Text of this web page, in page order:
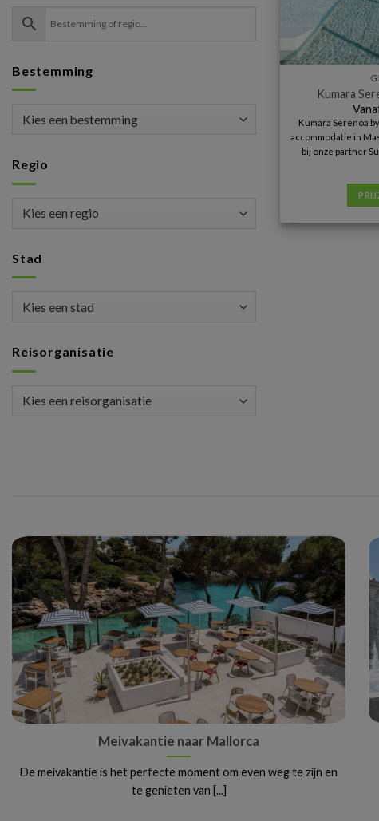
Bestemming
Regio
Stad
Reisorganisatie
Kumara
Kumara Serenoa
accommodatie in
bij onze partner
Meivakantie naar Mallorca
De meivakantie is het perfecte moment om even weg te zijn en
te genieten van [...]